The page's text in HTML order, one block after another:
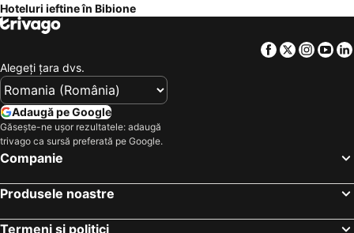
Hotel Adriatico
Hotel Bellevue
Bella Italia Efa Village
Hotel Amalfi & Dépendance
Hotel Martini
Hotel Bianchi
Hotel Alisei
Hotel Salus
Hotel Miramare
Hotel Gran Venere Beach
Hotel Eros
Hoteluri ieftine în Bibione
Facebook
Twitter
Alegeţi ţara dvs.
Adaugă pe Google
Găsește-ne ușor rezultatele: adaugă
trivago ca sursă preferată pe Google.
Companie
Produsele noastre
Termeni și politici